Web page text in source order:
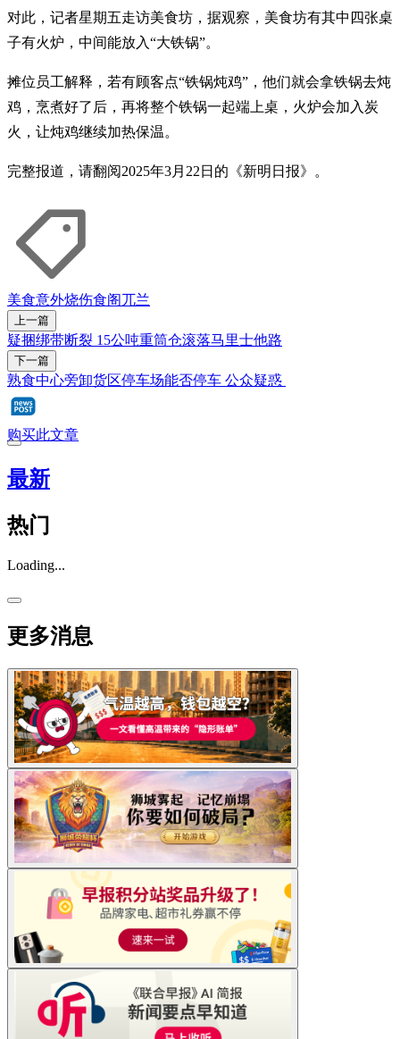
对此，记者星期五走访美食坊，据观察，美食坊有其中四张桌
子有火炉，中间能放入“大铁锅”。
摊位员工解释，若有顾客点“铁锅炖鸡”，他们就会拿铁锅去炖
鸡，烹煮好了后，再将整个铁锅一起端上桌，火炉会加入炭
火，让炖鸡继续加热保温。
完整报道，请翻阅2025年3月22日的《新明日报》。
美食意外烧伤食阁兀兰
上一篇
疑捆绑带断裂 15公吨重筒仓滚落马里士他路
下一篇
熟食中心旁卸货区停车场能否停车 公众疑惑
购买此文章
最新
热门
Loading...
更多消息